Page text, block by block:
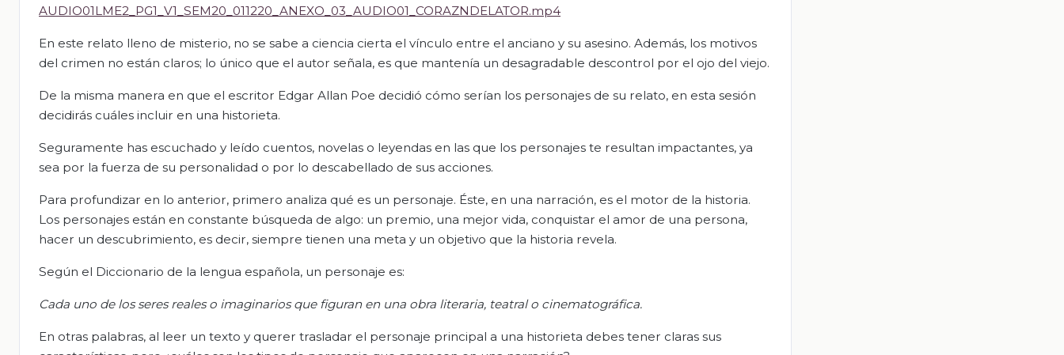
AUDIO01LME2_PG1_V1_SEM20_011220_ANEXO_03_AUDIO01_CORAZNDELATOR.mp4
En este relato lleno de misterio, no se sabe a ciencia cierta el vínculo entre el anciano y su asesino. Además, los motivos
del crimen no están claros; lo único que el autor señala, es que mantenía un desagradable descontrol por el ojo del viejo.
De la misma manera en que el escritor Edgar Allan Poe decidió cómo serían los personajes de su relato, en esta sesión
decidirás cuáles incluir en una historieta.
Seguramente has escuchado y leído cuentos, novelas o leyendas en las que los personajes te resultan impactantes, ya
sea por la fuerza de su personalidad o por lo descabellado de sus acciones.
Para profundizar en lo anterior, primero analiza qué es un personaje. Éste, en una narración, es el motor de la historia.
Los personajes están en constante búsqueda de algo: un premio, una mejor vida, conquistar el amor de una persona,
hacer un descubrimiento, es decir, siempre tienen una meta y un objetivo que la historia revela.
Según el Diccionario de la lengua española, un personaje es:
Cada uno de los seres reales o imaginarios que figuran en una obra literaria, teatral o cinematográfica.
En otras palabras, al leer un texto y querer trasladar el personaje principal a una historieta debes tener claras sus